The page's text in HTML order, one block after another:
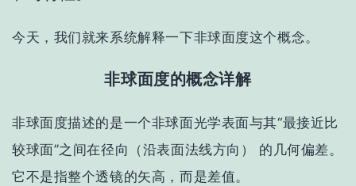
今天，我们就来系统解释一下非球面度这个概念。
非球面度的概念详解
非球面度描述的是一个非球面光学表面与其“最接近比
较球面”之间在径向（沿表面法线方向）
的几何偏差。
它不是指整个透镜的矢高，而是差值。